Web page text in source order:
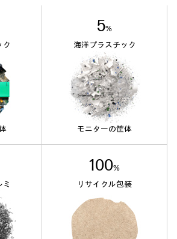
ク
5%
海洋プラスチック
モニターの筐体
ミ
100%
リサイクル包装